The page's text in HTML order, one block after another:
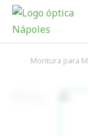
You are here:
Montura para
Menu